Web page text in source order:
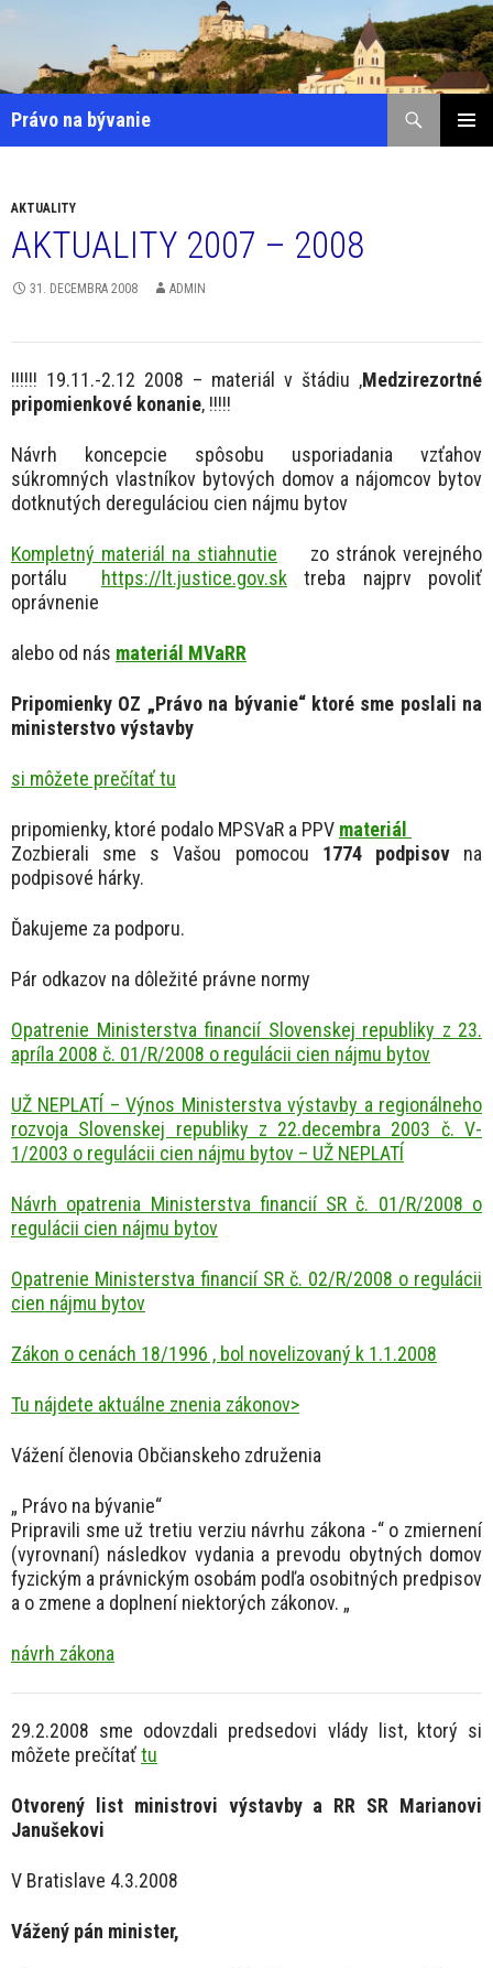
Preskočiť
obsah
Právo na bývanie
AKTUALITY
AKTUALITY 2007 – 2008
31. DECEMBRA 2008 ADMIN
!!!!!! 19.11.-2.12 2008 – materiál v štádiu ‚Medzirezortné
pripomienkové konanie‚ !!!!!
Návrh koncepcie spôsobu usporiadania vzťahov
súkromných vlastníkov bytových domov a nájomcov bytov
dotknutých dereguláciou cien nájmu bytov
Kompletný materiál na stiahnutie zo stránok verejného
portálu https://lt.justice.gov.sktreba najprv povoliť
oprávnenie
alebo od nás materiál MVaRR
Pripomienky OZ „Právo na bývanie“ ktoré sme poslali na
ministerstvo výstavby
si môžete prečítať tu
pripomienky, ktoré podalo MPSVaR a PPV materiál
Zozbierali sme s Vašou pomocou 1774 podpisov na
podpisové hárky.
Ďakujeme za podporu.
Pár odkazov na dôležité právne normy
Opatrenie Ministerstva financií Slovenskej republiky z 23.
apríla 2008 č. 01/R/2008 o regulácii cien nájmu bytov
UŽ NEPLATÍ – Výnos Ministerstva výstavby a regionálneho
rozvoja Slovenskej republiky z 22.decembra 2003 č. V-
1/2003 o regulácii cien nájmu bytov – UŽ NEPLATÍ
Návrh opatrenia Ministerstva financií SR č. 01/R/2008 o
regulácii cien nájmu bytov
Opatrenie Ministerstva financií SR č. 02/R/2008 o regulácii
cien nájmu bytov
Zákon o cenách 18/1996 , bol novelizovaný k 1.1.2008
Tu nájdete aktuálne znenia zákonov>
Vážení členovia Občianskeho združenia
„ Právo na bývanie“
Pripravili sme už tretiu verziu návrhu zákona -“ o zmiernení
(vyrovnaní) následkov vydania a prevodu obytných domov
fyzickým a právnickým osobám podľa osobitných predpisov
a o zmene a doplnení niektorých zákonov. „
návrh zákona
29.2.2008 sme odovzdali predsedovi vlády list, ktorý si
môžete prečítaťtu
Otvorený list ministrovi výstavby a RR SR Marianovi
Janušekovi
V Bratislave 4.3.2008
Vážený pán minister,